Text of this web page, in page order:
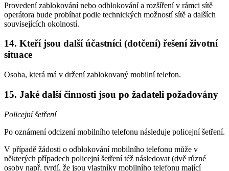
Provedení zablokování nebo odblokování a rozšíření v rámci sítě
operátora bude probíhat podle technických možností sítě a dalších
souvisejících okolností.
14. Kteří jsou další účastníci (dotčení) řešení životní
situace
Osoba, která má v držení zablokovaný mobilní telefon.
15. Jaké další činnosti jsou po žadateli požadovány
Policejní šetření
Po oznámení odcizení mobilního telefonu následuje policejní šetření.
V případě žádosti o odblokování mobilního telefonu může v
některých případech policejní šetření též následovat (dvě různé
osoby např. tvrdí, že jsou vlastníky mobilního telefonu mající